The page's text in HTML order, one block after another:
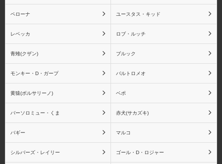
スモーカー たしぎ
ジュラキュール・ミホー
ク
ジュエリー・ボニー
ペローナ ユースタス・キッド
レベッカ ロブ・ルッチ
青雉(クザン) ブルック
モンキー・D・ガープ バルトロメオ
黄猿(ボルサリーノ) ベポ
バーソロミュー・くま 赤犬(サカズキ)
バギー マルコ
シルバーズ・レイリー ゴール・D・ロジャー